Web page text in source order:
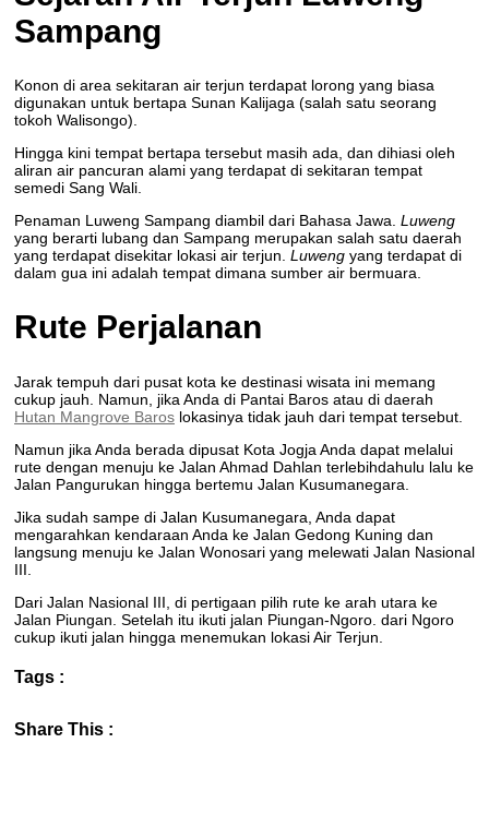
Sampang
Konon di area sekitaran air terjun terdapat lorong yang biasa
digunakan untuk bertapa Sunan Kalijaga (salah satu seorang
tokoh Walisongo).
Hingga kini tempat bertapa tersebut masih ada, dan dihiasi oleh
aliran air pancuran alami yang terdapat di sekitaran tempat
semedi Sang Wali.
Penaman Luweng Sampang diambil dari Bahasa Jawa. Luweng
yang berarti lubang dan Sampang merupakan salah satu daerah
yang terdapat disekitar lokasi air terjun. Luweng yang terdapat di
dalam gua ini adalah tempat dimana sumber air bermuara.
Rute Perjalanan
Jarak tempuh dari pusat kota ke destinasi wisata ini memang
cukup jauh. Namun, jika Anda di Pantai Baros atau di daerah
Hutan Mangrove Baros lokasinya tidak jauh dari tempat tersebut.
Namun jika Anda berada dipusat Kota Jogja Anda dapat melalui
rute dengan menuju ke Jalan Ahmad Dahlan terlebihdahulu lalu ke
Jalan Pangurukan hingga bertemu Jalan Kusumanegara.
Jika sudah sampe di Jalan Kusumanegara, Anda dapat
mengarahkan kendaraan Anda ke Jalan Gedong Kuning dan
langsung menuju ke Jalan Wonosari yang melewati Jalan Nasional
III.
Dari Jalan Nasional III, di pertigaan pilih rute ke arah utara ke
Jalan Piungan. Setelah itu ikuti jalan Piungan-Ngoro. dari Ngoro
cukup ikuti jalan hingga menemukan lokasi Air Terjun.
Tags :
Share This :